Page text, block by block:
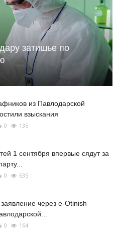
затишье по
из Павлодарской
взыскания
0 135
1 сентября впервые сядут за
0 635
через e-Otinish
0 164